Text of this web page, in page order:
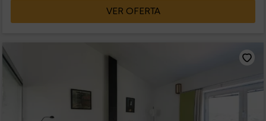
VER OFERTA